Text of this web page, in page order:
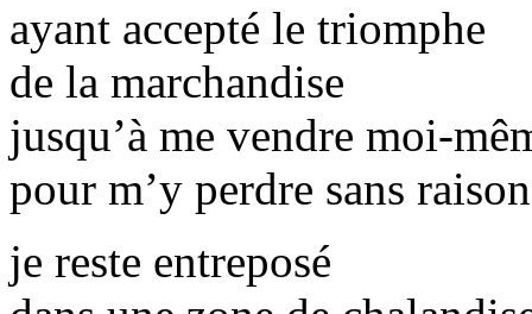
ayant accepté le triomphe
de la marchandise
jusqu’à me vendre moi-
pour m’y perdre sans raison
je reste entreposé